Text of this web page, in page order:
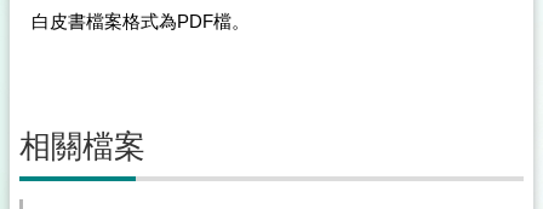
白皮書檔案格式為PDF檔。
相關檔案